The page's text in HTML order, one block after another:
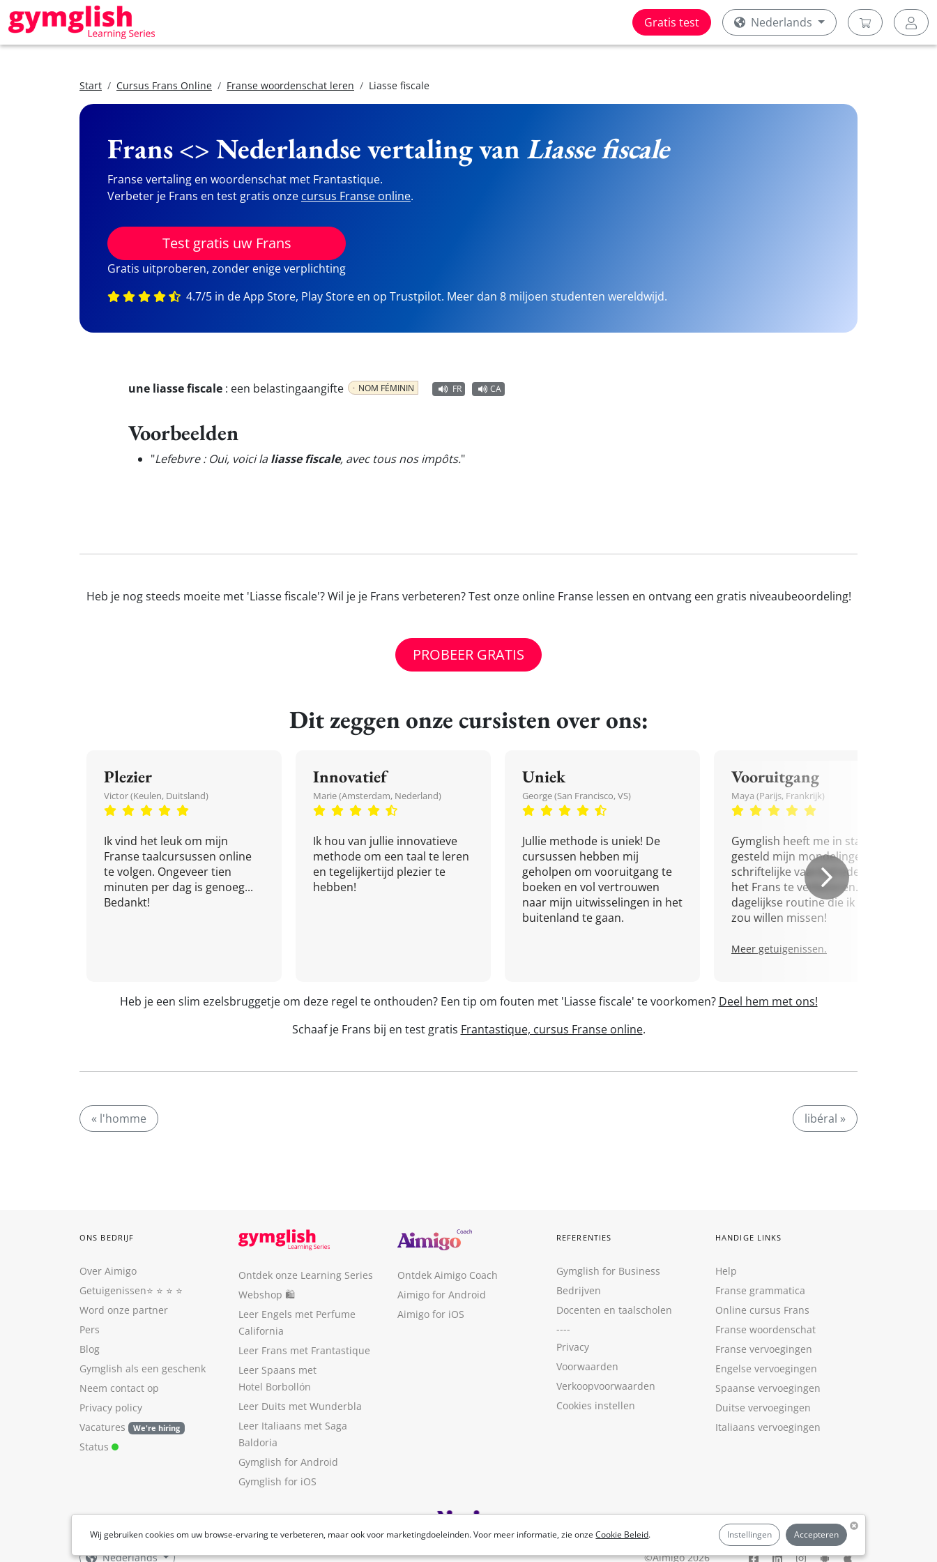
Gratis test Nederlands
Start Cursus Frans Online Franse woordenschat leren Liasse fiscale
Frans <> Nederlandse vertaling van Liasse fiscale
Franse vertaling en woordenschat met Frantastique.
Verbeter je Frans en test gratis onze cursus Franse online.
Test gratis uw Frans
Gratis uitproberen, zonder enige verplichting
4.7/5 in de App Store, Play Store en op Trustpilot. Meer dan 8 miljoen studenten wereldwijd.
une liasse fiscale : een belastingaangifte NOM FÉMININ FR CA
Voorbeelden
"Lefebvre : Oui, voici laliasse fiscale, avec tous nos impôts."
Heb je nog steeds moeite met 'Liasse fiscale'? Wil je je Frans verbeteren? Test onze online Franse lessen en ontvang een gratis niveaubeoordeling!
PROBEER GRATIS
Dit zeggen onze cursisten over ons:
Plezier
Victor (Keulen, Duitsland)
Ik vind het leuk om mijn
Franse taalcursussen online
te volgen. Ongeveer tien
minuten per dag is genoeg...
Bedankt!
Innovatief
Marie (Amsterdam, Nederland)
Ik hou van jullie innovatieve
methode om een taal te leren
en tegelijkertijd plezier te
hebben!
Uniek
George (San Francisco, VS)
Jullie methode is uniek! De
cursussen hebben mij
geholpen om vooruitgang te
boeken en vol vertrouwen
naar mijn uitwisselingen in het
buitenland te gaan.
Vooruitgang
Maya (Parijs, Frankrijk)
Gymglish heeft me in staat
gesteld mijn mondelinge en
schriftelijke vaardigheden in
het Frans te verbeteren. Een
dagelijkse routine die ik niet
zou willen missen!
Meer getuigenissen.
Heb je een slim ezelsbruggetje om deze regel te onthouden? Een tip om fouten met 'Liasse fiscale' te voorkomen? Deel hem met ons!
Schaaf je Frans bij en test gratis Frantastique, cursus Franse online.
« l'homme libéral »
Wij gebruiken cookies om uw browse-ervaring te verbeteren, maar ook voor marketingdoeleinden. Voor meer informatie, zie onzeCookie Beleid. Instellingen Accepteren
ONS BEDRIJF
Over Aimigo
Getuigenissen⭐️ ⭐️ ⭐️ ⭐️
Word onze partner
Pers
Blog
Gymglish als een geschenk
Neem contact op
Privacy policy
Vacatures
We're hiring
Status
Ontdek onze Learning Series
Webshop 🛍
Leer Engels met Perfume
California
Leer Frans met Frantastique
Leer Spaans met
Hotel Borbollón
Leer Duits met Wunderbla
Leer Italiaans met Saga
Baldoria
Gymglish for Android
Gymglish for iOS
Ontdek Aimigo Coach
Aimigo for Android
Aimigo for iOS
REFERENTIES
Gymglish for Business
Bedrijven
Docenten en taalscholen
----
Privacy
Voorwaarden
Verkoopvoorwaarden
Cookies instellen
HANDIGE LINKS
Help
Franse grammatica
Online cursus Frans
Franse woordenschat
Franse vervoegingen
Engelse vervoegingen
Spaanse vervoegingen
Duitse vervoegingen
Italiaans vervoegingen
Nederlands ©Aimigo 2026